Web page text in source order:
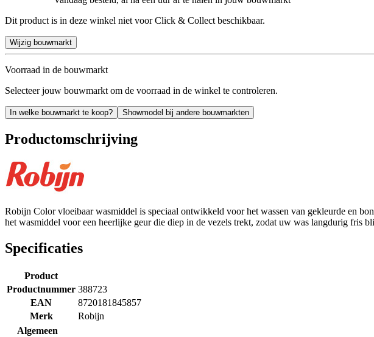
Dit product is in deze winkel niet voor Click & Collect beschikbaar.
Wijzig bouwmarkt
Voorraad in de bouwmarkt
Selecteer jouw bouwmarkt om de voorraad in de winkel te controleren.
In welke bouwmarkt te koop? Showmodel bij andere bouwmarkten
Productomschrijving
Robijn Color vloeibaar wasmiddel is speciaal ontwikkeld voor het wassen van gekleurde en
het wasmiddel voor een heerlijke geur die diep in de vezels trekt, zodat uw was langdurig fris
Specificaties
Product
Productnummer 388723
EAN
8720181845857
Merk
Robijn
Algemeen